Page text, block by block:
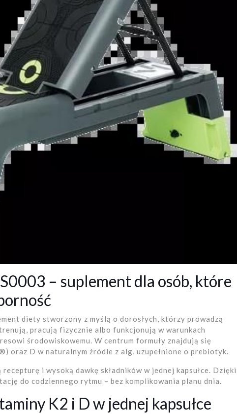
– suplement dla osób, które
diety stworzony z myślą o dorosłych, którzy prowadzą
pracują fizycznie albo funkcjonują w warunkach
środowiskowemu. W centrum formuły znajdują się
oraz D w naturalnym źródle z alg, uzupełnione o prebiotyk.
i wysoką dawkę składników w jednej kapsułce. Dzięki
do codziennego rytmu – bez komplikowania planu dnia.
K2 i D w jednej kapsułce